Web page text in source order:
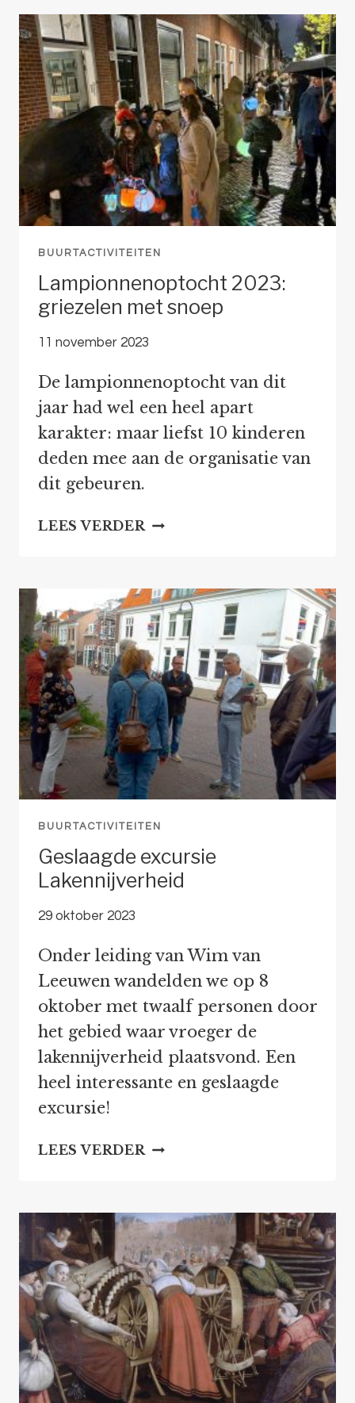
BUURTACTIVITEITEN
Lampionnenoptocht 2023:
griezelen met snoep
11 november 2023
De lampionnenoptocht van dit
jaar had wel een heel apart
karakter: maar liefst 10 kinderen
deden mee aan de organisatie van
dit gebeuren.
LEES VERDER LAMPIONNENOPTOCHT
SNOEP
BUURTACTIVITEITEN
Geslaagde excursie
Lakennijverheid
29 oktober 2023
Onder leiding van Wim van
Leeuwen wandelden we op 8
oktober met twaalf personen door
het gebied waar vroeger de
lakennijverheid plaatsvond. Een
heel interessante en geslaagde
excursie!
LEES VERDER GESLAAGDE